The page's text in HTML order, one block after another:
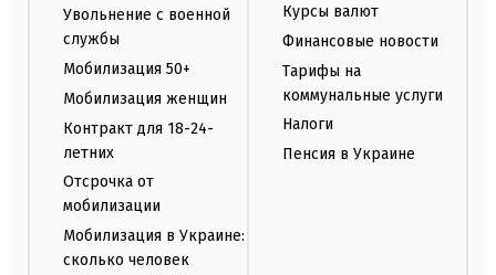
Увольнение с военной
службы
Мобилизация 50+
Мобилизация женщин
Контракт для 18-24-
летних
Отсрочка от
мобилизации
Мобилизация в Украине:
сколько человек
Курсы валют
Финансовые новости
Тарифы на
коммунальные услуги
Налоги
Пенсия в Украине